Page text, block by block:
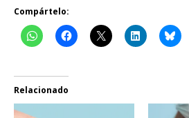
Compártelo:
Relacionado